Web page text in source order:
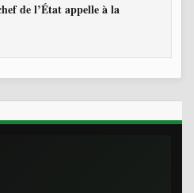
de l’État appelle à la